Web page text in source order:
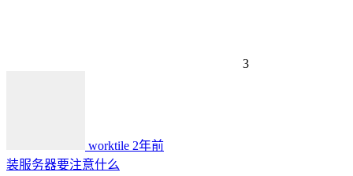
3
worktile 2年前
装服务器要注意什么